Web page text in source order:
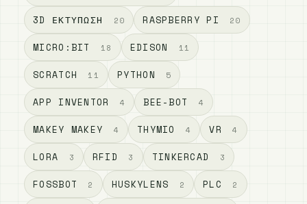
3D ΕΚΤΎΠΩΣΗ 20 RASPBERRY PI 20
MICRO:BIT 18 EDISON 11
SCRATCH 11 PYTHON 5
APP INVENTOR 4 BEE-BOT 4
MAKEY MAKEY 4 THYMIO 4 VR 4
LORA 3 RFID 3 TINKERCAD 3
FOSSBOT 2 HUSKYLENS 2 PLC 2